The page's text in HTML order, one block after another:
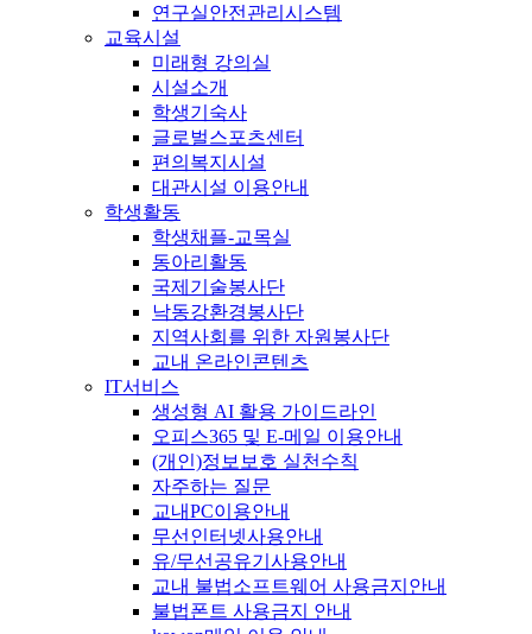
연구실안전관리시스템
교육시설
미래형 강의실
시설소개
학생기숙사
글로벌스포츠센터
편의복지시설
대관시설 이용안내
학생활동
학생채플-교목실
동아리활동
국제기술봉사단
낙동강환경봉사단
지역사회를 위한 자원봉사단
교내 온라인콘텐츠
IT서비스
생성형 AI 활용 가이드라인
오피스365 및 E-메일 이용안내
(개인)정보보호 실천수칙
자주하는 질문
교내PC이용안내
무선인터넷사용안내
유/무선공유기사용안내
교내 불법소프트웨어 사용금지안내
불법폰트 사용금지 안내